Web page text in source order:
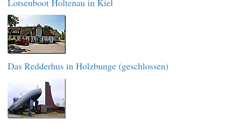
Lotsenboot Holtenau in Kiel
Das Redderhus in Holzbunge (geschlossen)